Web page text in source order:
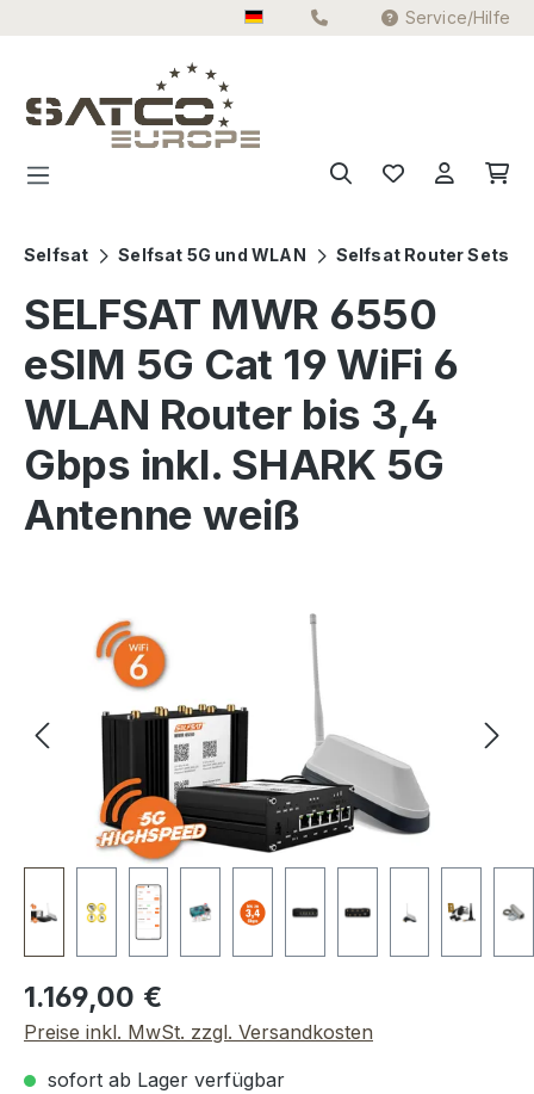
Zum Hauptinhalt springen Service/Hilfe
Selfsat Selfsat 5G und WLAN Selfsat Router Sets
SELFSAT MWR 6550
eSIM 5G Cat 19 WiFi 6
WLAN Router bis 3,4
Gbps inkl. SHARK 5G
Antenne weiß
Regulärer Preis:
1.169,00 €
Preise inkl. MwSt. zzgl. Versandkosten
sofort ab Lager verfügbar